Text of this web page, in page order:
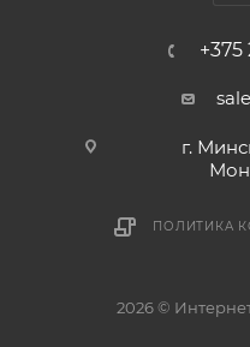
+375
г.
ПОЛИТИКА
2026 ©